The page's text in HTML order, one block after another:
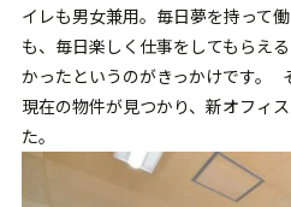
イレも男女兼用。毎日夢を持って
も、毎日楽しく仕事をしてもらえ
かったというのがきっかけです。
現在の物件が見つかり、新オフィ
た。